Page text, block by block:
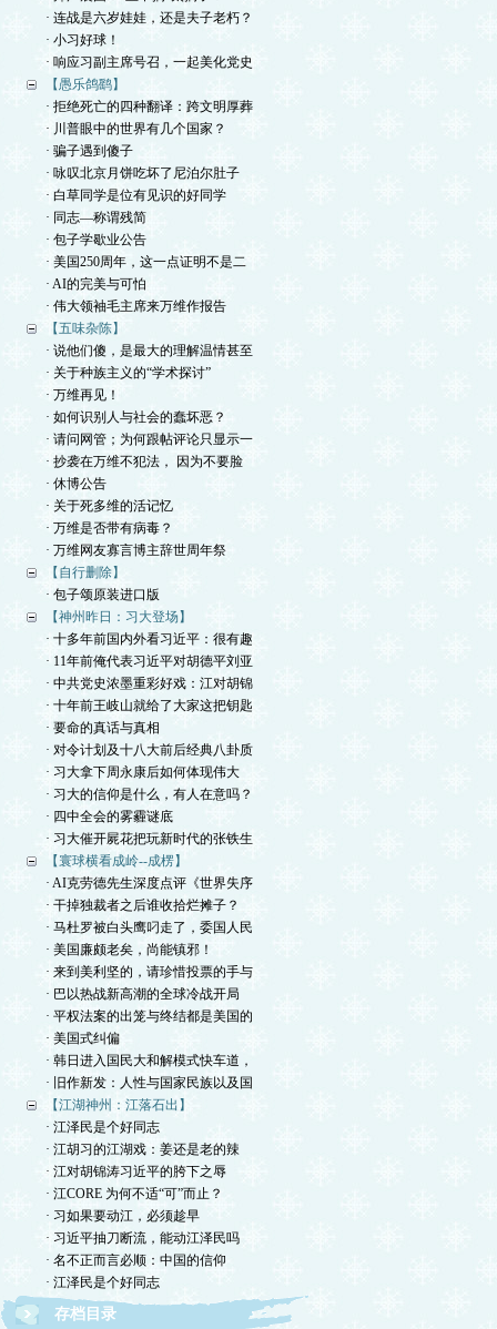
· 连战是六岁娃娃，还是夫子老朽？
· 小习好球！
· 响应习副主席号召，一起美化党史
【愚乐鸽鹞】
· 拒绝死亡的四种翻译：跨文明厚葬
· 川普眼中的世界有几个国家？
· 骗子遇到傻子
· 咏叹北京月饼吃坏了尼泊尔肚子
· 白草同学是位有见识的好同学
· 同志—称谓残简
· 包子学歇业公告
· 美国250周年，这一点证明不是二
· AI的完美与可怕
· 伟大领袖毛主席来万维作报告
【五味杂陈】
· 说他们傻，是最大的理解温情甚至
· 关于种族主义的“学术探讨”
· 万维再见！
· 如何识别人与社会的蠢坏恶？
· 请问网管；为何跟帖评论只显示一
· 抄袭在万维不犯法， 因为不要脸
· 休博公告
· 关于死多维的活记忆
· 万维是否带有病毒？
· 万维网友寡言博主辞世周年祭
【自行删除】
· 包子颂原装进口版
【神州昨日：习大登场】
· 十多年前国内外看习近平：很有趣
· 11年前俺代表习近平对胡德平刘亚
· 中共党史浓墨重彩好戏：江对胡锦
· 十年前王岐山就给了大家这把钥匙
· 要命的真话与真相
· 对令计划及十八大前后经典八卦质
· 习大拿下周永康后如何体现伟大
· 习大的信仰是什么，有人在意吗？
· 四中全会的雾霾谜底
· 习大催开屍花把玩新时代的张铁生
【寰球横看成岭--成楞】
· AI克劳德先生深度点评《世界失序
· 干掉独裁者之后谁收拾烂摊子？
· 马杜罗被白头鹰叼走了，委国人民
· 美国廉颇老矣，尚能镇邪！
· 来到美利坚的，请珍惜投票的手与
· 巴以热战新高潮的全球冷战开局
· 平权法案的出笼与终结都是美国的
· 美国式纠偏
· 韩日进入国民大和解模式快车道，
· 旧作新发：人性与国家民族以及国
【江湖神州：江落石出】
· 江泽民是个好同志
· 江胡习的江湖戏：姜还是老的辣
· 江对胡锦涛习近平的胯下之辱
· 江CORE 为何不适“可”而止？
· 习如果要动江，必须趁早
· 习近平抽刀断流，能动江泽民吗
· 名不正而言必顺：中国的信仰
· 江泽民是个好同志
存档目录